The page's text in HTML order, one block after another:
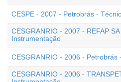
CESPE - 2007 - Petrobrás -
CESGRANRIO - 2007 - REFAP
Instrumentação
CESGRANRIO - 2006 -
CESGRANRIO - 2006 -